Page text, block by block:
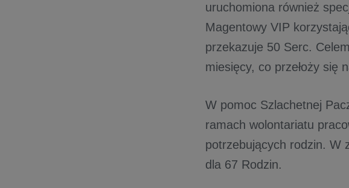
uruchomiona również
Magentowy VIP
przekazuje 50 Serc.
miesięcy, co przełoży się
W pomoc Szlachetnej
ramach wolontariatu
potrzebujących rodzin. W
dla 67 Rodzin.